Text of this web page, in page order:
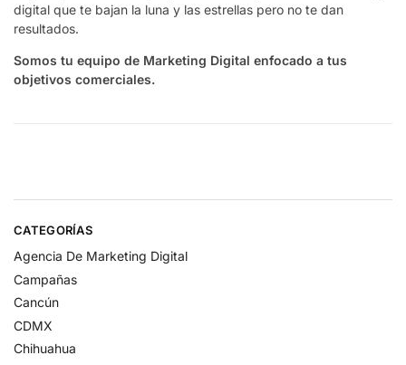
digital que te bajan la luna y las estrellas pero no te dan
resultados.
Somos tu equipo de Marketing Digital enfocado a tus
objetivos comerciales.
CATEGORÍAS
Agencia De Marketing Digital
Campañas
Cancún
CDMX
Chihuahua